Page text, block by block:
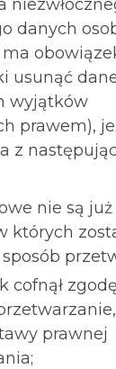
danych
usunąć
wyjątków
prawem),
z
nie są
których
cofnął
prawnej